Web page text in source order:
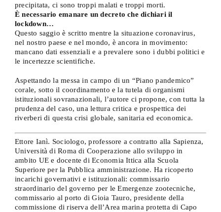
precipitata, ci sono troppi malati e troppi morti.
È necessario emanare un decreto che dichiari il
lockdown…
Questo saggio è scritto mentre la situazione coronavirus,
nel nostro paese e nel mondo, è ancora in movimento:
mancano dati essenziali e a prevalere sono i dubbi politici e
le incertezze scientifiche.
Aspettando la messa in campo di un “Piano pandemico”
corale, sotto il coordinamento e la tutela di organismi
istituzionali sovranazionali, l’autore ci propone, con tutta la
prudenza del caso, una lettura critica e prospettica dei
riverberi di questa crisi globale, sanitaria ed economica.
Ettore Ianì. Sociologo, professore a contratto alla Sapienza,
Università di Roma di Cooperazione allo sviluppo in
ambito UE e docente di Economia Ittica alla Scuola
Superiore per la Pubblica amministrazione. Ha ricoperto
incarichi governativi e istituzionali: commissario
straordinario del governo per le Emergenze zootecniche,
commissario al porto di Gioia Tauro, presidente della
commissione di riserva dell’Area marina protetta di Capo